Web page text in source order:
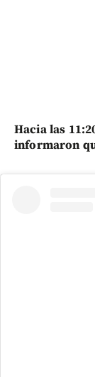
Hacia las
informaron